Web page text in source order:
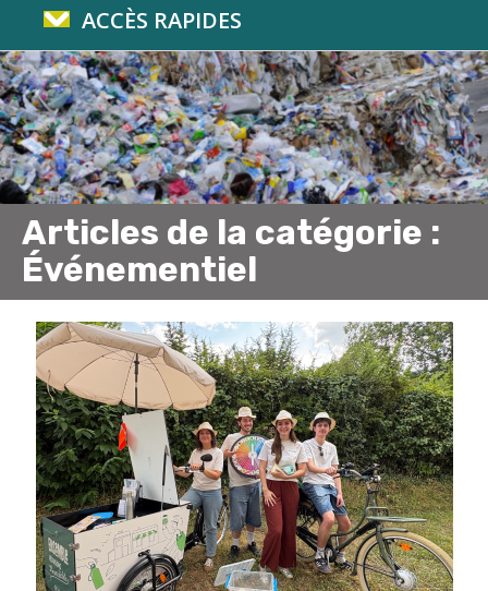
ACCÈS RAPIDES
Articles de la catégorie :
Événementiel